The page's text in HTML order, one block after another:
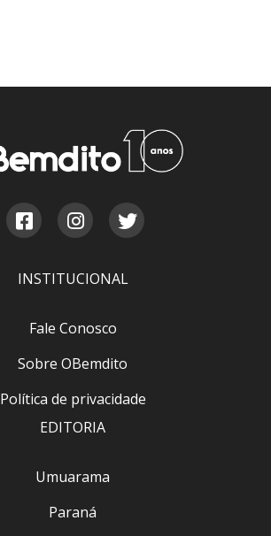
INSTITUCIONAL
Fale Conosco
Sobre OBemdito
Política de privacidade
EDITORIA
Umuarama
Paraná